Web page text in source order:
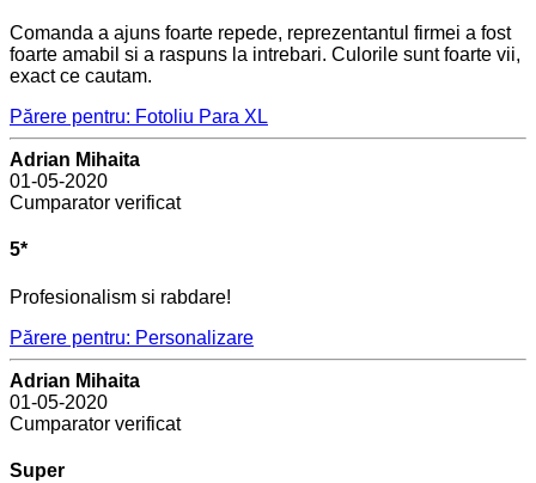
Comanda a ajuns foarte repede, reprezentantul firmei a fost
foarte amabil si a raspuns la intrebari. Culorile sunt foarte vii,
exact ce cautam.
Părere pentru: Fotoliu Para XL
Adrian Mihaita
01-05-2020
Cumparator verificat
5*
Profesionalism si rabdare!
Părere pentru: Personalizare
Adrian Mihaita
01-05-2020
Cumparator verificat
Super